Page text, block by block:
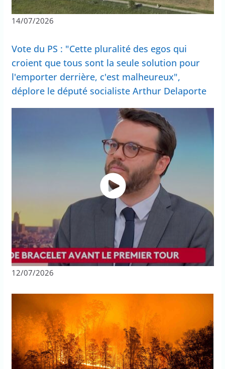
14/07/2026
Vote du PS : "Cette pluralité des egos qui
croient que tous sont la seule solution pour
l'emporter derrière, c'est malheureux",
déplore le député socialiste Arthur Delaporte
12/07/2026